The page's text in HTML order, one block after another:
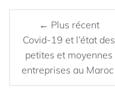
← Plus récent
Covid-19 et l’état des
petites et moyennes
entreprises au Maroc